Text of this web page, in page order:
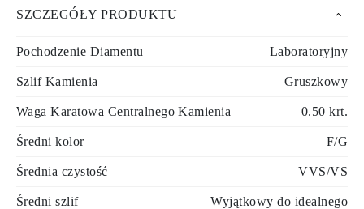
SZCZEGÓŁY PRODUKTU
Pochodzenie Diamentu Laboratoryjny
Szlif Kamienia Gruszkowy
Waga Karatowa Centralnego Kamienia 0.50 krt.
Średni kolor F/G
Średnia czystość VVS/VS
Średni szlif Wyjątkowy do idealnego